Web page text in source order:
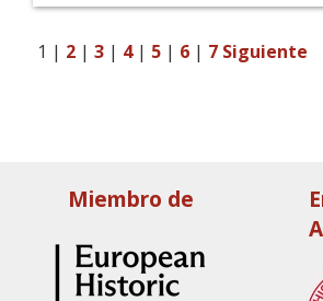
1 | 2 | 3 | 4| 5 | 6 | 7 Siguiente
Miembro de